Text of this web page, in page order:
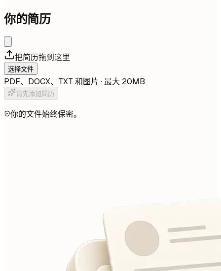
你的简历
把简历拖到这里
选择文件
PDF、DOCX、TXT 和图片 · 最大 20MB
请先添加简历
你的文件始终保密。